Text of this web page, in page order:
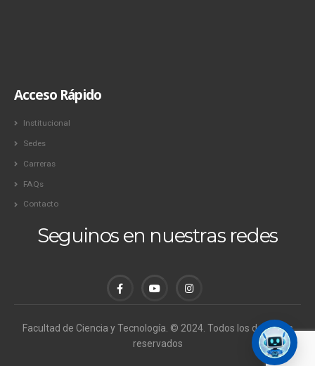
Acceso Rápido
Institucional
Sedes
Carreras
FAQs
Contacto
Seguinos en nuestras redes
Facultad de Ciencia y Tecnología. © 2024. Todos los derechos
reservados